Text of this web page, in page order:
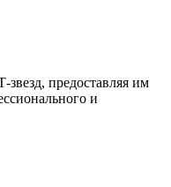
предоставляя им
и